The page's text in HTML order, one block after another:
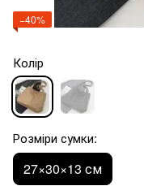
−40%
Колір
Розміри сумки:
27×30×13 см